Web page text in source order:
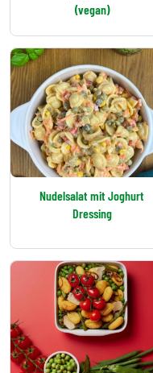
(vegan)
Nudelsalat mit Joghurt
Dressing